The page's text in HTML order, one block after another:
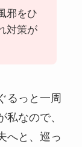
邪をひ
対策が
るっと一周
なので、
へと、巡っ